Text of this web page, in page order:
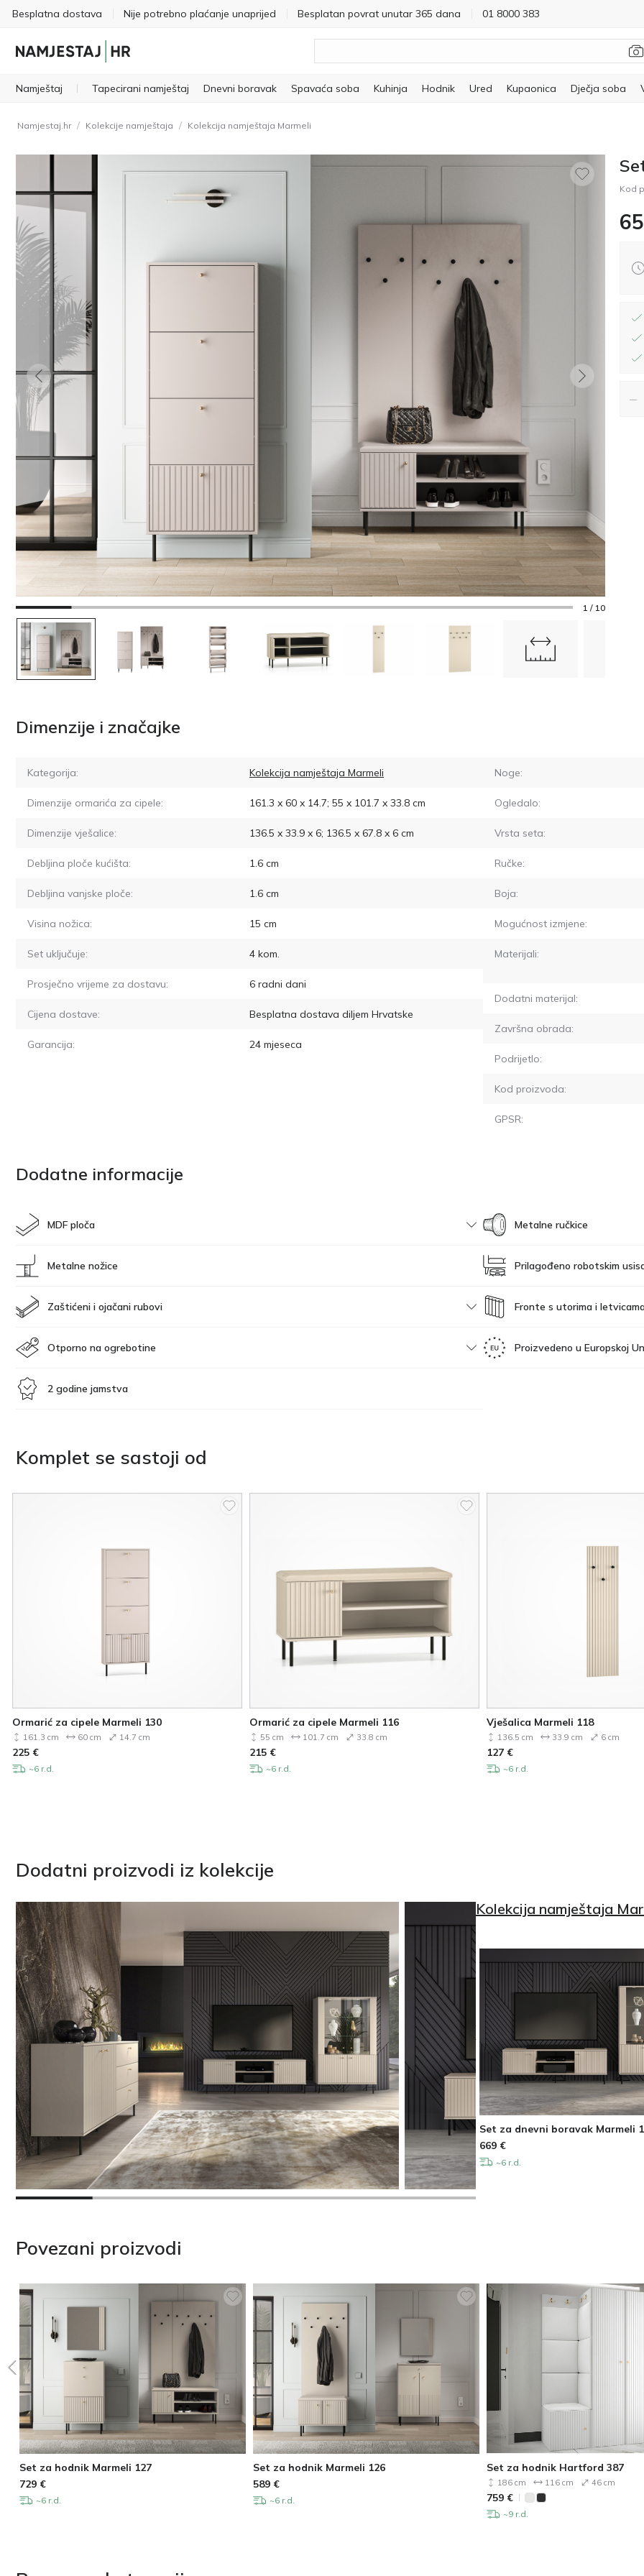
Besplatna dostava Nije potrebno plaćanje unaprijed Besplatan povrat unutar 365 dana 01 8000 383
Namještaj Tapecirani namještaj Dnevni boravak Spavaća soba Kuhinja Hodnik Ured Kupaonica Dječja soba
Namjestaj.hr / Kolekcije namještaja / Kolekcija namještaja Marmeli
1 / 10
Kod
−
Dimenzije i značajke
Kategorija: Kolekcija namještaja Marmeli
Dimenzije ormarića za cipele: 161.3 x 60 x 14.7; 55 x 101.7 x 33.8 cm
Dimenzije vješalice: 136.5 x 33.9 x 6; 136.5 x 67.8 x 6 cm
Debljina ploče kućišta: 1.6 cm
Debljina vanjske ploče: 1.6 cm
Visina nožica: 15 cm
Set uključuje: 4 kom.
Prosječno vrijeme za dostavu: 6 radni dani
Cijena dostave: Besplatna dostava diljem Hrvatske
Garancija: 24 mjeseca
Noge:
Ogledalo:
Vrsta seta:
Ručke:
Boja:
Mogućnost izmjene:
Materijali:
Dodatni materijal:
Završna obrada:
Podrijetlo:
Kod proizvoda:
GPSR:
Dodatne informacije
MDF ploča
Metalne nožice
Zaštićeni i ojačani rubovi
Otporno na ogrebotine
2 godine jamstva
Metalne ručkice
Prilagođeno robotskim
Fronte s utorima i
Proizvedeno u Europskoj
Komplet se sastoji od
Ormarić za cipele Marmeli 130
161.3 cm 60 cm 14.7 cm
225 €
~6 r.d.
Ormarić za cipele Marmeli 116
55 cm 101.7 cm 33.8 cm
215 €
~6 r.d.
Vješalica Marmeli 118
136.5 cm 33.9 cm 6 cm
127 €
~6 r.d.
Dodatni proizvodi iz kolekcije
Kolekcija namještaja
Set za dnevni boravak Marmeli
669 €
~6 r.d.
Povezani proizvodi
Set za hodnik Marmeli 127
729 €
~6 r.d.
Set za hodnik Marmeli 126
589 €
~6 r.d.
Set za hodnik Hartford 387
186 cm 116 cm 46 cm
759 €
~9 r.d.